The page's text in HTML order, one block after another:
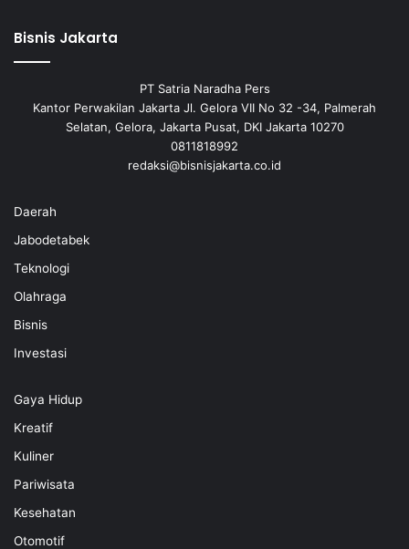
Bisnis Jakarta
PT Satria Naradha Pers
Kantor Perwakilan Jakarta Jl. Gelora VII No 32 -34, Palmerah
Selatan, Gelora, Jakarta Pusat, DKI Jakarta 10270
0811818992
redaksi@bisnisjakarta.co.id
Daerah
Jabodetabek
Teknologi
Olahraga
Bisnis
Investasi
Gaya Hidup
Kreatif
Kuliner
Pariwisata
Kesehatan
Otomotif